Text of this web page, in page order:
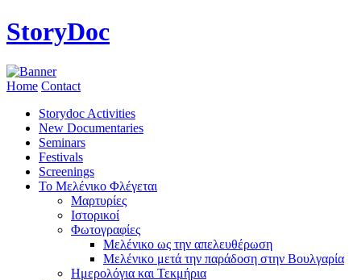
StoryDoc
Home Contact
Storydoc Activities
New Documentaries
Seminars
Festivals
Screenings
Το Μελένικο Φλέγεται
Μαρτυρίες
Ιστορικοί
Φωτογραφίες
Μελένικο ως την απελευθέρωση
Μελένικο μετά την παράδοση στην Βουλγαρία
Ημερολόγια και Τεκμήρια